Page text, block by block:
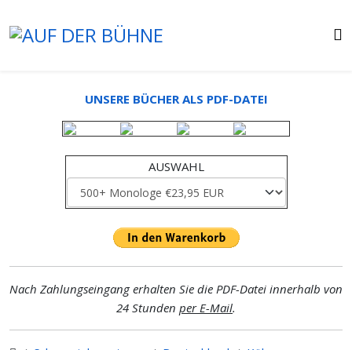
UNSERE BÜCHER ALS PDF-DATEI
AUSWAHL
Nach Zahlungseingang erhalten Sie die PDF-Datei innerhalb von
24 Stunden per E-Mail.